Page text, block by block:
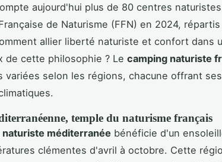
aujourd'hui plus de 80 centres
de Naturisme (FFN) en 2024,
allier liberté naturiste et confort dans
de cette philosophie ? Le camping naturiste
variées selon les régions, chacune offrant
temple du naturisme français
naturiste méditerranée bénéficie d'un
clémentes d'avril à octobre. Cette